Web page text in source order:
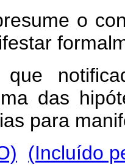
o
das
para
(Incluído